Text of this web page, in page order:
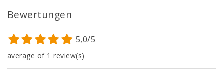
Bewertungen
5,0/5
average of 1 review(s)